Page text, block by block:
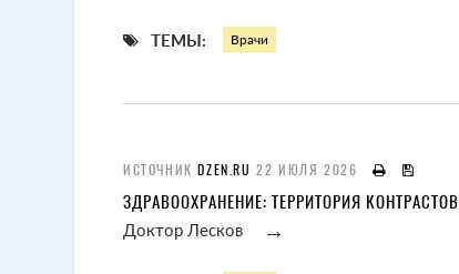
ТЕМЫ: Врачи
ИСТОЧНИКDZEN.RU 22 ИЮЛЯ 2026
ЗДРАВООХРАНЕНИЕ: ТЕРРИТОРИЯ КОНТРАСТОВ
Доктор Лесков →